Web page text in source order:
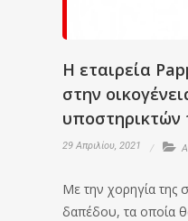
Η εταιρεία
στην
29 Απριλίου, 2021
Με την χορηγία της
δαπέδου, τα οποία